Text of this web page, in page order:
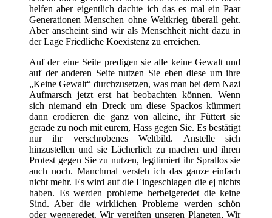
helfen aber eigentlich dachte ich das es mal ein Paar
Generationen Menschen ohne Weltkrieg überall geht.
Aber anscheint sind wir als Menschheit nicht dazu in
der Lage Friedliche Koexistenz zu erreichen.
Auf der eine Seite predigen sie alle keine Gewalt und
auf der anderen Seite nutzen Sie eben diese um ihre
„Keine Gewalt“ durchzusetzen, was man bei dem Nazi
Aufmarsch jetzt erst hat beobachten können. Wenn
sich niemand ein Dreck um diese Spackos kümmert
dann erodieren die ganz von alleine, ihr Füttert sie
gerade zu noch mit eurem, Hass gegen Sie. Es bestätigt
nur ihr verschrobenes Weltbild. Anstelle sich
hinzustellen und sie Lächerlich zu machen und ihren
Protest gegen Sie zu nutzen, legitimiert ihr Sprallos sie
auch noch. Manchmal versteh ich das ganze einfach
nicht mehr. Es wird auf die Eingeschlagen die ej nichts
haben. Es werden probleme herbeigeredet die keine
Sind. Aber die wirklichen Probleme werden schön
oder weggeredet. Wir vergiften unseren Planeten, Wir